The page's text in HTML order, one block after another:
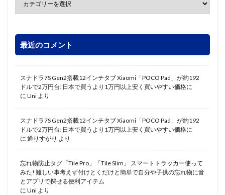
最近のコメント
スナドラ7S Gen2搭載12インチタブ Xiaomi「POCO Pad」が約192
ドルで2万円台!日本で買うより1万円以上安く買いやすい価格に
に Uni より
スナドラ7S Gen2搭載12インチタブ Xiaomi「POCO Pad」が約192
ドルで2万円台!日本で買うより1万円以上安く買いやすい価格に
に 通りすがり より
忘れ物防止タグ「Tile Pro」「Tile Slim」 スマートトラッカー使って
みた! 難しい事考えず付けとくだけと簡単で自分や子供の忘れ物に音
とアプリで探せる便利アイテム
に Uni より